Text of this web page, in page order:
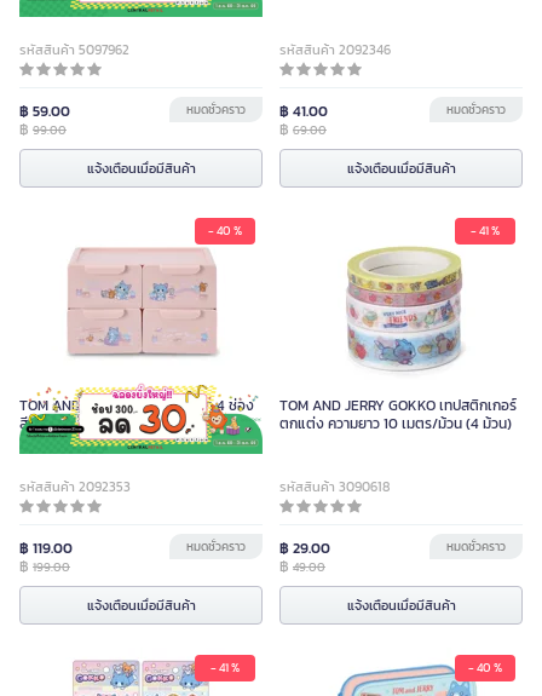
รหัสสินค้า 5097962
฿ 59.00
฿ 99.00
หมดชั่วคราว
แจ้งเตือนเมื่อมีสินค้า
รหัสสินค้า 2092346
฿ 41.00
฿ 69.00
หมดชั่วคราว
แจ้งเตือนเมื่อมีสินค้า
- 40 %
TOM AND JERRY GOKKO ลิ้นชัก 4 ช่อง
สีชมพู
รหัสสินค้า 2092353
฿ 119.00
฿ 199.00
หมดชั่วคราว
แจ้งเตือนเมื่อมีสินค้า
- 41 %
TOM AND JERRY GOKKO เทปสติกเกอร์
ตกแต่ง ความยาว 10 เมตร/ม้วน (4 ม้วน)
รหัสสินค้า 3090618
฿ 29.00
฿ 49.00
หมดชั่วคราว
แจ้งเตือนเมื่อมีสินค้า
- 41 % - 40 %